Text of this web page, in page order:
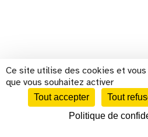
Ce site utilise des cookies et
que vous souhaitez activer
Tout accepter Tout
Politique de
CALENDRIER